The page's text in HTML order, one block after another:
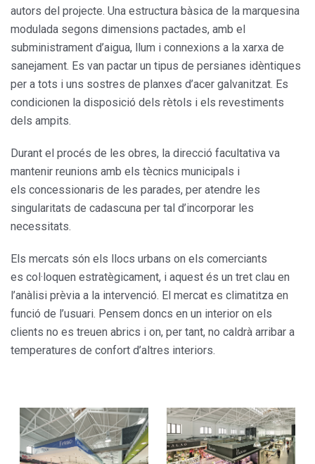
autors del projecte. Una estructura bàsica de la marquesina
modulada segons dimensions pactades, amb el
subministrament d’aigua, llum i connexions a la xarxa de
sanejament. Es van pactar un tipus de persianes idèntiques
per a tots i uns sostres de planxes d’acer galvanitzat. Es
condicionen la disposició dels rètols i els revestiments
dels ampits.
Durant el procés de les obres, la direcció facultativa va
mantenir reunions amb els tècnics municipals i
els concessionaris de les parades, per atendre les
singularitats de cadascuna per tal d’incorporar les
necessitats.
Els mercats són els llocs urbans on els comerciants
es col·loquen estratègicament, i aquest és un tret clau en
l’anàlisi prèvia a la intervenció. El mercat es climatitza en
funció de l’usuari. Pensem doncs en un interior on els
clients no es treuen abrics i on, per tant, no caldrà arribar a
temperatures de confort d’altres interiors.